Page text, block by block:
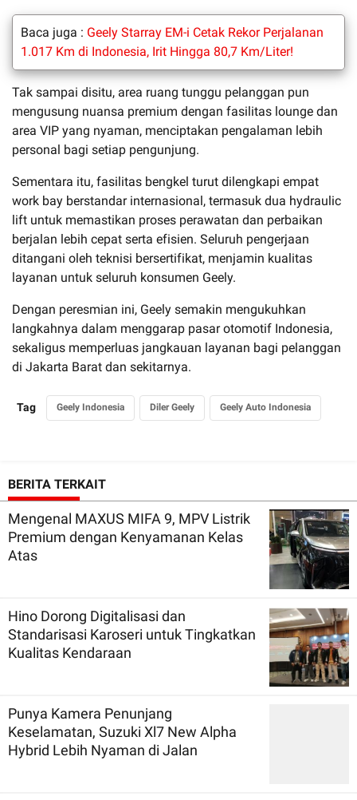
Baca juga : Geely Starray EM-i Cetak Rekor Perjalanan
1.017 Km di Indonesia, Irit Hingga 80,7 Km/Liter!
Tak sampai disitu, area ruang tunggu pelanggan pun
mengusung nuansa premium dengan fasilitas lounge dan
area VIP yang nyaman, menciptakan pengalaman lebih
personal bagi setiap pengunjung.
Sementara itu, fasilitas bengkel turut dilengkapi empat
work bay berstandar internasional, termasuk dua hydraulic
lift untuk memastikan proses perawatan dan perbaikan
berjalan lebih cepat serta efisien. Seluruh pengerjaan
ditangani oleh teknisi bersertifikat, menjamin kualitas
layanan untuk seluruh konsumen Geely.
Dengan peresmian ini, Geely semakin mengukuhkan
langkahnya dalam menggarap pasar otomotif Indonesia,
sekaligus memperluas jangkauan layanan bagi pelanggan
di Jakarta Barat dan sekitarnya.
Tag Geely Indonesia Diler Geely Geely Auto Indonesia
BERITA TERKAIT
Mengenal MAXUS MIFA 9, MPV Listrik
Premium dengan Kenyamanan Kelas
Atas
Hino Dorong Digitalisasi dan
Standarisasi Karoseri untuk Tingkatkan
Kualitas Kendaraan
Punya Kamera Penunjang
Keselamatan, Suzuki Xl7 New Alpha
Hybrid Lebih Nyaman di Jalan